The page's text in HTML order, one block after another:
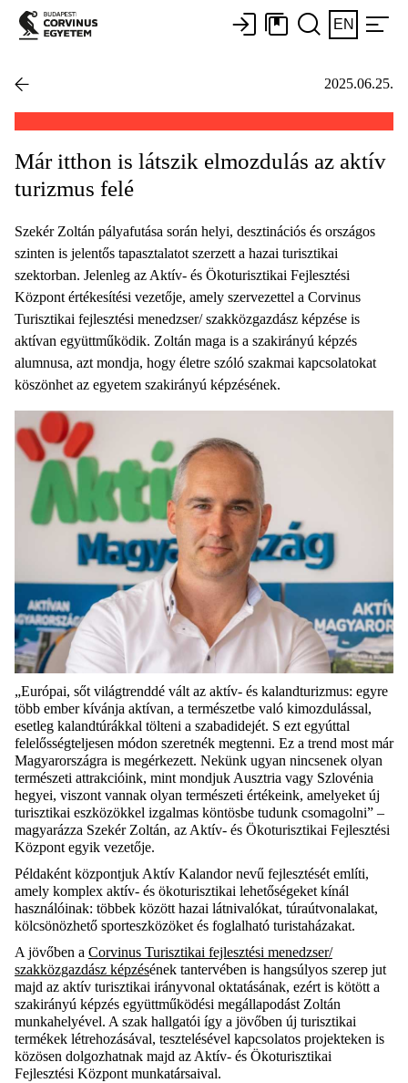
EN
2025.06.25.
Már itthon is látszik elmozdulás az aktív
turizmus felé
Szekér Zoltán pályafutása során helyi, desztinációs és országos
szinten is jelentős tapasztalatot szerzett a hazai turisztikai
szektorban. Jelenleg az Aktív- és Ökoturisztikai Fejlesztési
Központ értékesítési vezetője, amely szervezettel a Corvinus
Turisztikai fejlesztési menedzser/ szakközgazdász képzése is
aktívan együttműködik. Zoltán maga is a szakirányú képzés
alumnusa, azt mondja, hogy életre szóló szakmai kapcsolatokat
köszönhet az egyetem szakirányú képzésének.
„Európai, sőt világtrenddé vált az aktív- és kalandturizmus: egyre
több ember kívánja aktívan, a természetbe való kimozdulással,
esetleg kalandtúrákkal tölteni a szabadidejét. S ezt egyúttal
felelősségteljesen módon szeretnék megtenni. Ez a trend most már
Magyarországra is megérkezett. Nekünk ugyan nincsenek olyan
természeti attrakcióink, mint mondjuk Ausztria vagy Szlovénia
hegyei, viszont vannak olyan természeti értékeink, amelyeket új
turisztikai eszközökkel izgalmas köntösbe tudunk csomagolni” –
magyarázza Szekér Zoltán, az Aktív- és Ökoturisztikai Fejlesztési
Központ egyik vezetője.
Példaként központjuk Aktív Kalandor nevű fejlesztését említi,
amely komplex aktív- és ökoturisztikai lehetőségeket kínál
használóinak: többek között hazai látnivalókat, túraútvonalakat,
kölcsönözhető sporteszközöket és foglalható turistaházakat.
A jövőben a Corvinus Turisztikai fejlesztési menedzser/
szakközgazdász képzésének tantervében is hangsúlyos szerep jut
majd az aktív turisztikai irányvonal oktatásának, ezért is kötött a
szakirányú képzés együttműködési megállapodást Zoltán
munkahelyével. A szak hallgatói így a jövőben új turisztikai
termékek létrehozásával, tesztelésével kapcsolatos projekteken is
közösen dolgozhatnak majd az Aktív- és Ökoturisztikai
Fejlesztési Központ munkatársaival.